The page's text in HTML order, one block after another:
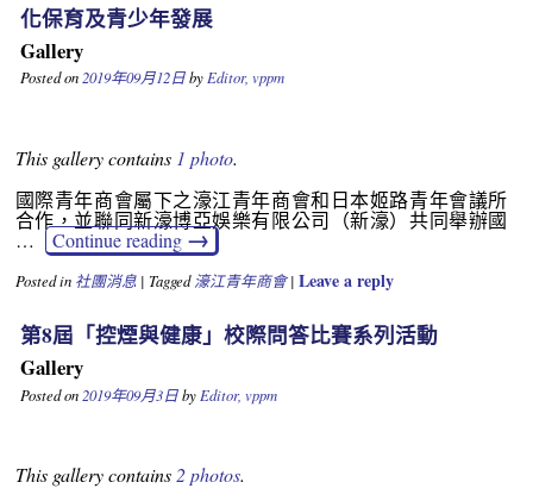
化保育及青少年發展
Gallery
Posted on 2019年09月12日by Editor, vppm
This gallery contains 1 photo.
國際青年商會屬下之濠江青年商會和日本姬路青年會議所
合作，並聯同新濠博亞娛樂有限公司（新濠）共同舉辦國
…
Continue reading→
Posted in 社團消息| Tagged 濠江青年商會| Leave a reply
第8屆「控煙與健康」校際問答比賽系列活動
Gallery
Posted on 2019年09月3日by Editor, vppm
This gallery contains 2 photos.